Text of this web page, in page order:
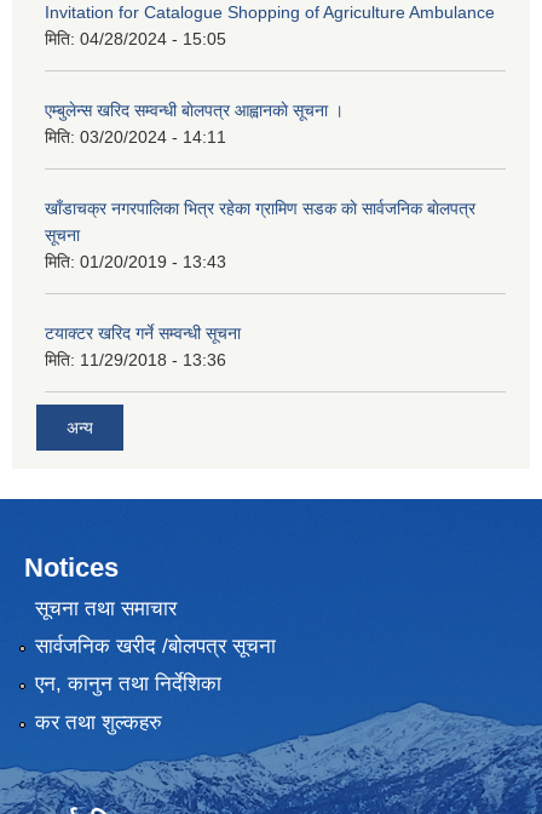
Invitation for Catalogue Shopping of Agriculture Ambulance
मिति: 04/28/2024 - 15:05
एम्बुलेन्स खरिद सम्वन्धी बाेलपत्र आह्वानकाे सूचना ।
मिति: 03/20/2024 - 14:11
खाँडाचक्र नगरपालिका भित्र रहेका ग्रामिण सडक काे सार्वजनिक बाेलपत्र
सूचना
मिति: 01/20/2019 - 13:43
टयाक्टर खरिद गर्ने सम्वन्धी सूचना
मिति: 11/29/2018 - 13:36
अन्य
Notices
सूचना तथा समाचार
सार्वजनिक खरीद /बोलपत्र सूचना
एन, कानुन तथा निर्देशिका
कर तथा शुल्कहरु